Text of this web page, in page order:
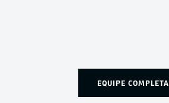
EQUIPE COMPLETA